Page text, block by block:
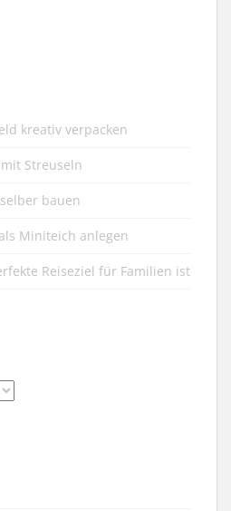
kreativ verpacken
Streuseln
bauen
Miniteich anlegen
Reiseziel für Familien ist